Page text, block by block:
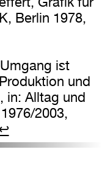
Berlin 1978,
ist
und
in: Alltag und
2003,